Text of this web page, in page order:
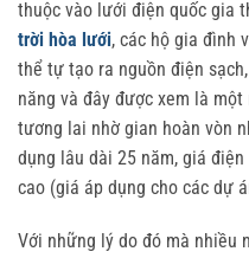
thuộc vào lưới điện quốc gia
trời hòa lưới, các hộ gia đình
thể tự tạo ra nguồn điện
năng và đây được xem là
tương lai nhờ gian hoàn vòn
dụng lâu dài 25 năm, giá
cao (giá áp dụng cho các dự
Với những lý do đó mà nhiều